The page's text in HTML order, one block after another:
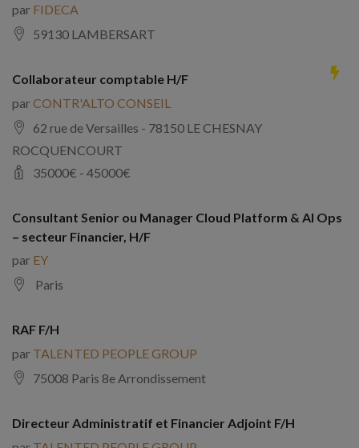
par FIDECA
59130 LAMBERSART
Collaborateur comptable H/F
parCONTR'ALTO CONSEIL
62 rue de Versailles - 78150 LE CHESNAY
ROCQUENCOURT
35000€ - 45000€
Consultant Senior ou Manager Cloud Platform & AI Ops
– secteur Financier, H/F
par EY
Paris
RAF F/H
par TALENTED PEOPLE GROUP
75008 Paris 8e Arrondissement
Directeur Administratif et Financier Adjoint F/H